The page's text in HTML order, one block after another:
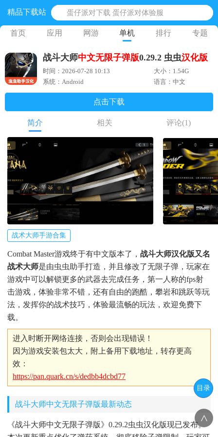
精品下载站
蛋仔派对下载 蛋仔派对体验服
奥特曼王者传奇 正版奥特曼游戏
地铁跑酷体验服国际服 地铁跑酷体验服版本
网易光遇手游正版 点亮星空共庆周年
黎明觉醒生机腾讯正版 黎明觉醒生机国际服
首页 应用 网游 单机 排行 专题
战斗大师中文无限子弹版0.29.2 虫虫汉化版
时间：2026-07-28 10:13
大小：1.54G
系统：Android
语言：中文
点击下载
简介 相关 评论(1)
战术大师手游合集
Combat Master游戏终于有中文版本了， 战斗大师汉化版又名
战术大师是由虫虫助手打造，并且修改了无限子弹，玩家在
游戏中可以解锁更多的武器去完成任务，第一人称的fps射
击游戏，体验非常不错，还有自由的跑酷，攀岩和跳跃等玩
法，发挥你的战术技巧，体验最流畅的玩法，欢迎免费下
载。
进入时断开网络连接，否则会出现错误！
因为游戏安装包太大，附上备用下载地址，转存更高
效：
https://pan.quark.cn/s/dedbb4dcbd77
战斗大师中文无限子弹版最新动态
《战斗大师中文无限子弹版》0.29.2虫虫汉化版现已发布。
目录
<